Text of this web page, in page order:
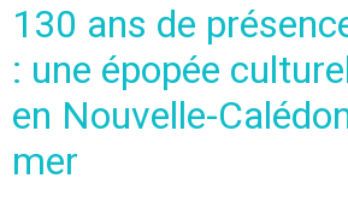
130 ans de
: une épopée
en Nouvelle-
mer